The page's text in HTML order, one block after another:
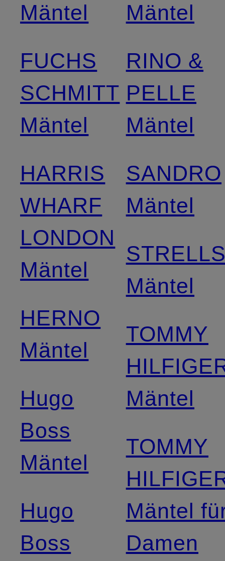
Mäntel
FUCHS
SCHMITT
Mäntel
HARRIS
WHARF
LONDON
Mäntel
HERNO
Mäntel
Hugo
Boss
Mäntel
Hugo
Boss
Mäntel
RINO &
PELLE
Mäntel
SANDRO
Mäntel
Mäntel
TOMMY
Mäntel
TOMMY
Mäntel
Damen